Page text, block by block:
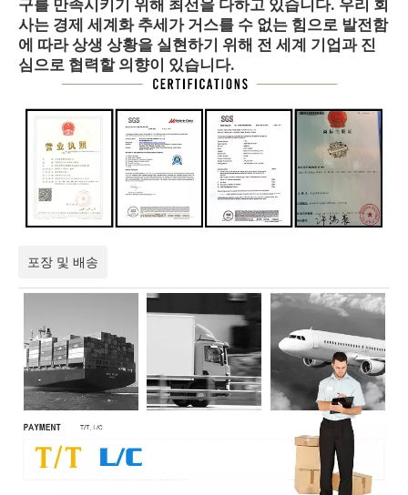
구를 만족시키기 위해 최선을 다하고 있습니다. 우리 회
사는 경제 세계화 추세가 거스를 수 없는 힘으로 발전함
에 따라 상생 상황을 실현하기 위해 전 세계 기업과 진
심으로 협력할 의향이 있습니다.
포장 및 배송